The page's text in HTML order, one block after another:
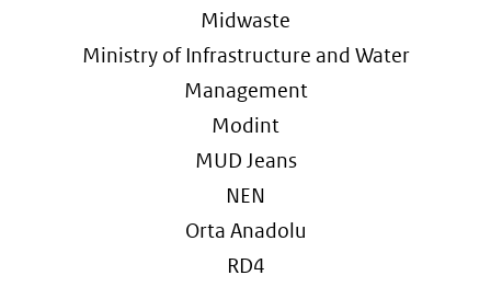
Midwaste
Ministry of Infrastructure and Water
Management
Modint
MUD Jeans
NEN
Orta Anadolu
RD4